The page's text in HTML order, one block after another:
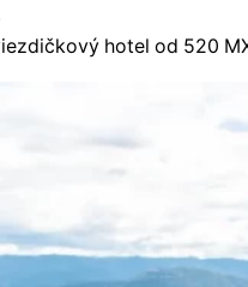
hotel od 520